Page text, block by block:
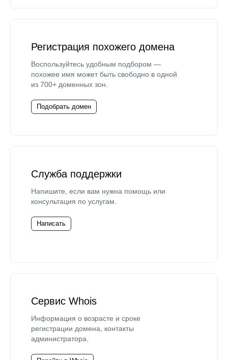
Регистрация похожего домена
Воспользуйтесь удобным подбором —
похожее имя может быть свободно в одной
из 700+ доменных зон.
Подобрать домен
Служба поддержки
Напишите, если вам нужна помощь или
консультация по услугам.
Написать
Сервис Whois
Информация о возрасте и сроке
регистрации домена, контакты
администратора.